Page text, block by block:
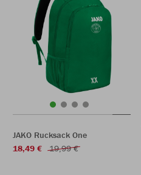
JAKO Rucksack One
18,49 €
19,99 €